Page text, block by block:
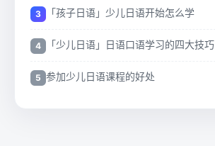
「孩子日语」少儿日语开始怎么学
「少儿日语」日语口语学习的四大技巧
参加少儿日语课程的好处